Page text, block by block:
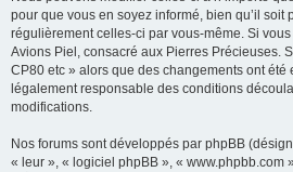
pour que vous en soyez informé, bien qu’il soit
régulièrement celles-ci par vous-même. Si
Avions Piel, consacré aux Pierres Précieuses.
CP80 etc » alors que des changements ont été
légalement responsable des conditions
modifications.
Nos forums sont développés par phpBB
« leur », « logiciel phpBB », « www.phpbb.com